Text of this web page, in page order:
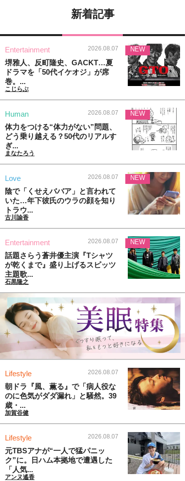
新着記事
Entertainment 2026.08.07
堺雅人、反町隆史、GACKT…夏
ドラマを「50代イケオジ」が席
巻。...
こじらぶ
NEW
Human 2026.08.07
体力をつける“体力がない”問題、
どう乗り越える？50代のリアルす
ぎ...
まなたろう
NEW
Love 2026.08.07
陰で「くせえババア」と言われて
いた…年下彼氏のウラの顔を知り
トラウ...
古川諭香
NEW
Entertainment 2026.08.07
話題さらう蒼井優主演『Tシャツ
が乾くまで』盛り上げるスピッツ
主題歌...
石黒隆之
NEW
Lifestyle 2026.08.07
朝ドラ『風、薫る』で「病人役な
のに色気がダダ漏れ」と騒然。39
歳・...
加賀谷健
Lifestyle 2026.08.07
元TBSアナが“一人で猛パニッ
ク”に。日ハム本拠地で遭遇した
「人気...
アンヌ遙香